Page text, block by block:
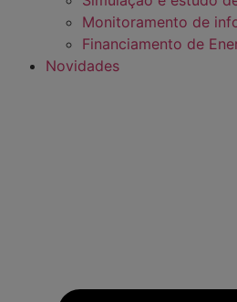
Monitoramento de
Financiamento de
Novidades